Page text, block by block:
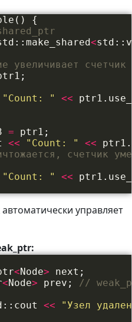
( )
{
:: make_shared<std ::
увеличивает счетчик
;
" Count: " << ptr1 .
= ptr1 ;
<< " Count: " << ptr1 .
счетчик
" Count: " << ptr1 .
управляет
<Node> next ;
<Node> prev ;
//
:: cout << " Узел удален